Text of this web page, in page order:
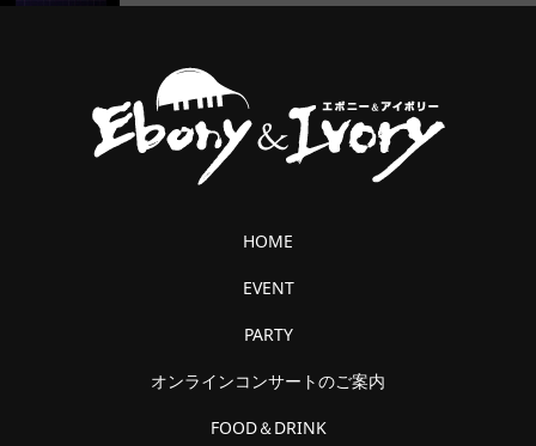
HOME
EVENT
PARTY
オンラインコンサートのご案内
FOOD＆DRINK